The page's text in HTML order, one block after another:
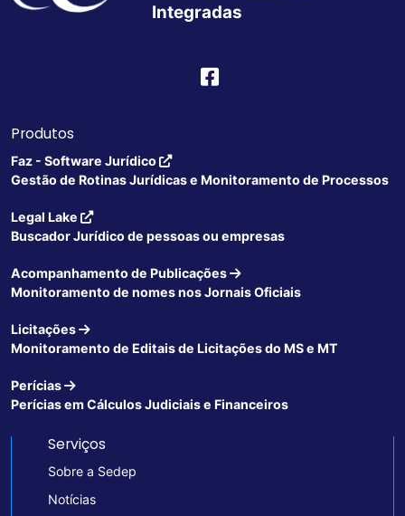
Integradas
Produtos
Faz - Software Jurídico
Gestão de Rotinas Jurídicas e Monitoramento de Processos
Legal Lake
Buscador Jurídico de pessoas ou empresas
Acompanhamento de Publicações
Monitoramento de nomes nos Jornais Oficiais
Licitações
Monitoramento de Editais de Licitações do MS e MT
Perícias
Perícias em Cálculos Judiciais e Financeiros
Serviços
Sobre a Sedep
Notícias